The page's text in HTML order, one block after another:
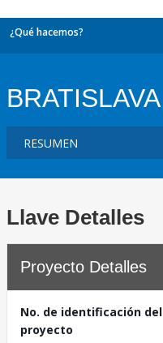
¿Qué hacemos?
BRATISLAVA
Llave Detalles
Proyecto Detalles
No. de identificación del
proyecto